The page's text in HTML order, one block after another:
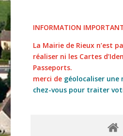
INFORMATION
La Mairie de Rieux n’est
réaliser ni les Cartes
Passeports.
merci de géolocaliser une
chez-vous pour traiter